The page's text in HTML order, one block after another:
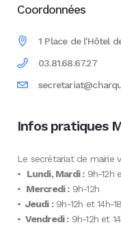
Coordonnées
1 Place de l'Hôtel
03.81.68.67.27
Infos pratiques
Le secrétariat de mairie
• Lundi, Mardi :9h-12h
• Mercredi :9h-12h
• Jeudi :9h-12h et 14h-
• Vendredi :9h-12h et